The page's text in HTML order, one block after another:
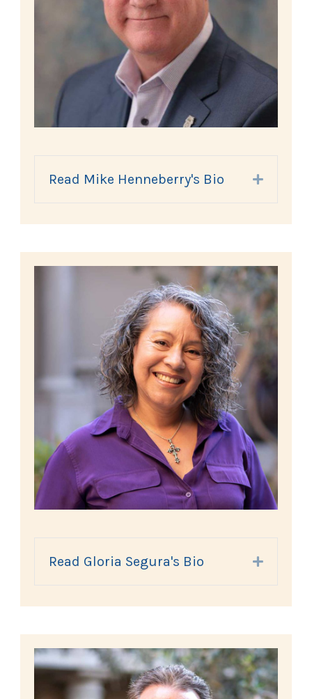
Read Mike Henneberry's Bio Expand
Read Gloria Segura's Bio Expand